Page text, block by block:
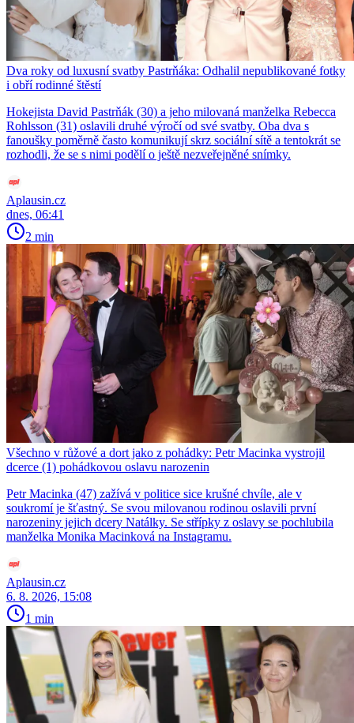
Dva roky od luxusní svatby Pastrňáka: Odhalil nepublikované fotky
i obří rodinné štěstí
Hokejista David Pastrňák (30) a jeho milovaná manželka Rebecca
Rohlsson (31) oslavili druhé výročí od své svatby. Oba dva s
fanoušky poměrně často komunikují skrz sociální sítě a tentokrát se
rozhodli, že se s nimi podělí o ještě nezveřejněné snímky.
Aplausin.cz
dnes, 06:41
2 min
Všechno v růžové a dort jako z pohádky: Petr Macinka vystrojil
dcerce (1) pohádkovou oslavu narozenin
Petr Macinka (47) zažívá v politice sice krušné chvíle, ale v
soukromí je šťastný. Se svou milovanou rodinou oslavili první
narozeniny jejich dcery Natálky. Se střípky z oslavy se pochlubila
manželka Monika Macinková na Instagramu.
Aplausin.cz
6. 8. 2026, 15:08
1 min